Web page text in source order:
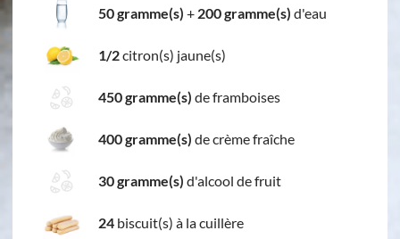
50 gramme(s) + 200 gramme(s) d'eau
1/2citron(s) jaune(s)
450 gramme(s) de framboises
400 gramme(s) de crème fraîche
30 gramme(s) d'alcool de fruit
24 biscuit(s) à la cuillère